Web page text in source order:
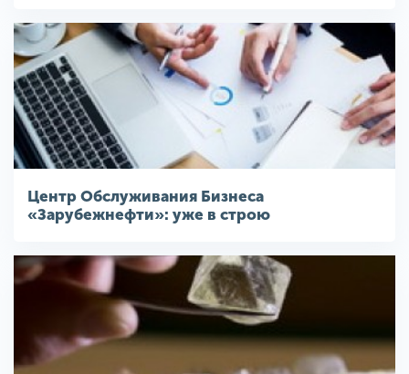
Центр Обслуживания Бизнеса
«Зарубежнефти»: уже в строю